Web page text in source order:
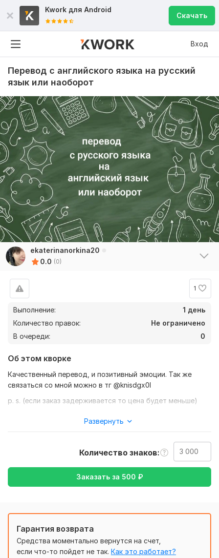
Kwork для Android
Скачать
Вход
Перевод с английского языка на русский
язык или наоборот
ekaterinanorkina20
0.0 (0)
1
Выполнение:
1 день
Количество правок:
Не ограничено
В очереди:
0
Об этом кворке
Качественный перевод, и позитивный эмоции. Так же
связаться со мной можно в тг @knisdgx0l
p. s. (если заказ задерживается то цена будет меньше)
так же уточнение моей работы - перевод с английского на
русский, либо наоборот
Тематика: Авто и мото,Кулинария,Недвижимость,Хобби
Другое
Объем услуги в кворке:
Развернуть
Количество знаков
Заказать за 500 ₽
Гарантия возврата
Средства моментально вернутся на счет,
если что-то пойдет не так. Как это работает?